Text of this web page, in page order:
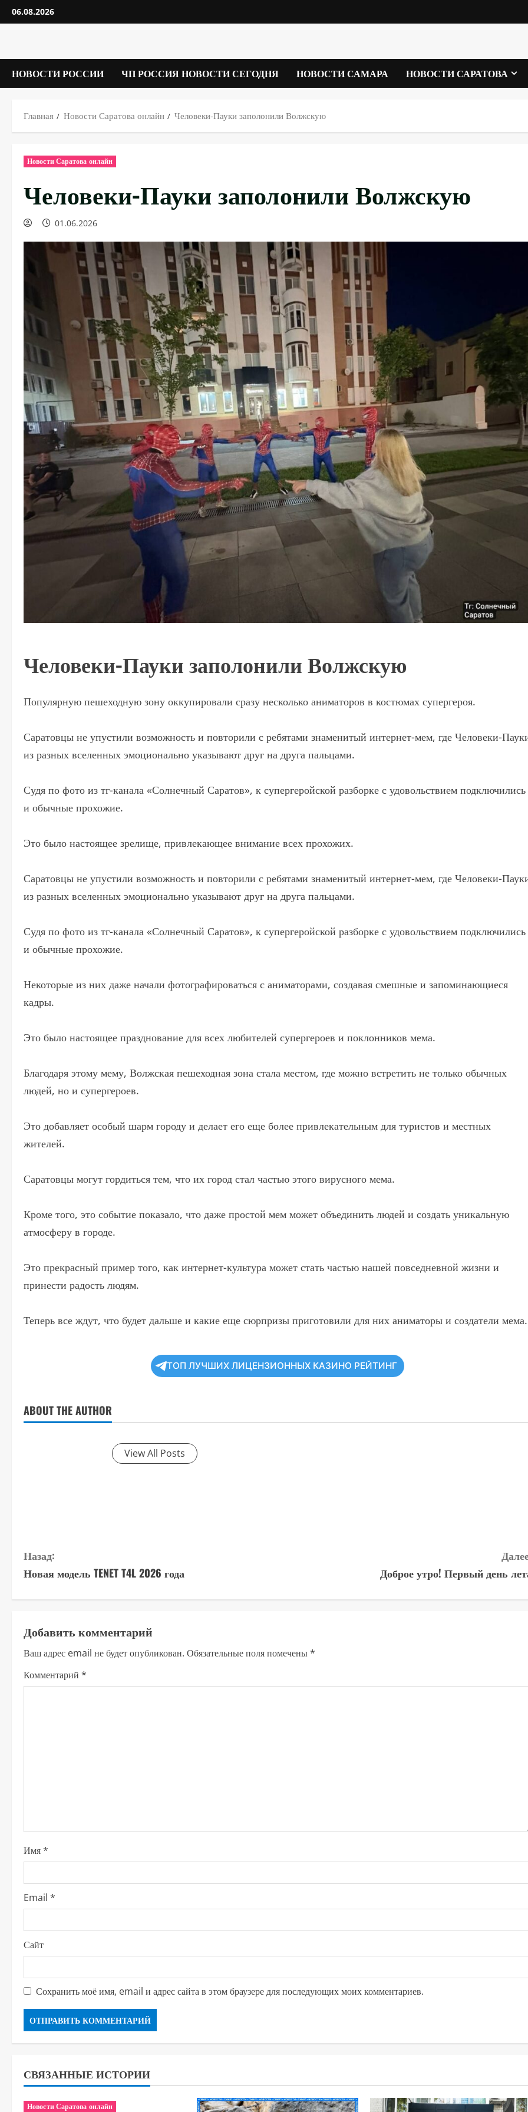
Перейти
к
06.08.2026
НОВОСТИ РОССИИ ЧП РОССИЯ НОВОСТИ СЕГОДНЯ НОВОСТИ САМАРА НОВОСТИ САРАТОВА
Главная Новости Саратова онлайн Человеки-Пауки заполонили Волжскую
Новости Саратова онлайн
Человеки-Пауки заполонили Волжскую
01.06.2026
Человеки-Пауки заполонили Волжскую
Популярную пешеходную зону оккупировали сразу несколько аниматоров в костюмах супергероя.
Саратовцы не упустили возможность и повторили с ребятами знаменитый интернет-мем, где Человеки-
из разных вселенных эмоционально указывают друг на друга пальцами.
Судя по фото из тг-канала «Солнечный Саратов», к супергеройской разборке с удовольствием подключились
и обычные прохожие.
Это было настоящее зрелище, привлекающее внимание всех прохожих.
Саратовцы не упустили возможность и повторили с ребятами знаменитый интернет-мем, где Человеки-
из разных вселенных эмоционально указывают друг на друга пальцами.
Судя по фото из тг-канала «Солнечный Саратов», к супергеройской разборке с удовольствием подключились
и обычные прохожие.
Некоторые из них даже начали фотографироваться с аниматорами, создавая смешные и запоминающиеся
кадры.
Это было настоящее празднование для всех любителей супергероев и поклонников мема.
Благодаря этому мему, Волжская пешеходная зона стала местом, где можно встретить не только обычных
людей, но и супергероев.
Это добавляет особый шарм городу и делает его еще более привлекательным для туристов и местных
жителей.
Саратовцы могут гордиться тем, что их город стал частью этого вирусного мема.
Кроме того, это событие показало, что даже простой мем может объединить людей и создать уникальную
атмосферу в городе.
Это прекрасный пример того, как интернет-культура может стать частью нашей повседневной жизни и
принести радость людям.
Теперь все ждут, что будет дальше и какие еще сюрпризы приготовили для них аниматоры и создатели мема.
ТОП ЛУЧШИХ ЛИЦЕНЗИОННЫХ КАЗИНО РЕЙТИНГ
ABOUT THE AUTHOR
View All Posts
П
р
о
д
о
л
т
е
н
и
е
Назад:
Новая модель TENET T4L 2026 года
Доброе утро! Первый день
Добавить комментарий
Ваш адрес email не будет опубликован. Обязательные поля помечены*
Комментарий *
Имя*
Email *
Сайт
Сохранить моё имя, email и адрес сайта в этом браузере для последующих моих комментариев.
СВЯЗАННЫЕ ИСТОРИИ
Новости Саратова онлайн